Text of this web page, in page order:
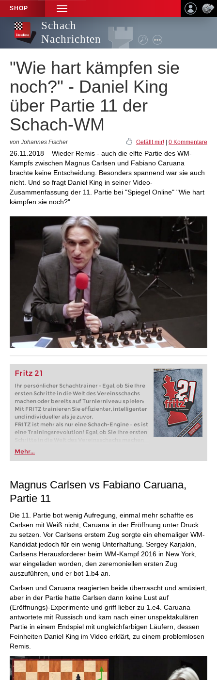
SHOP
TOGGLE
NAVIGATION
Schach
Nachrichten
"Wie hart kämpfen sie
noch?" - Daniel King
über Partie 11 der
Schach-WM
von Johannes Fischer Gefällt mir! 0 Kommentare
26.11.2018 – Wieder Remis - auch die elfte Partie des WM-
Kampfs zwischen Magnus Carlsen und Fabiano Caruana
brachte keine Entscheidung. Besonders spannend war sie auch
nicht. Und so fragt Daniel King in seiner Video-
Zusammenfassung der 11. Partie bei "Spiegel Online" "Wie hart
kämpfen sie noch?"
Fritz 21
Ihr persönlicher Schachtrainer - Egal, ob Sie Ihre
ersten Schritte in die Welt des Vereinsschachs
machen oder bereits auf Turnierniveau spielen:
Mit FRITZ trainieren Sie effizienter, intelligenter
und individueller als je zuvor.
FRITZ ist mehr als nur eine Schach-Engine – es ist
eine Trainingsrevolution! Egal, ob Sie Ihre ersten
Schritte in die Welt des Vereinsschachs machen
oder bereits auf Turnierniveau spielen: Mit
FRITZ trainieren Sie effizienter, intelligenter und
individueller als je zuvor.
Mehr...
Magnus Carlsen vs Fabiano Caruana,
Partie 11
Die 11. Partie bot wenig Aufregung, einmal mehr schaffte es
Carlsen mit Weiß nicht, Caruana in der Eröffnung unter Druck
zu setzen. Vor Carlsens erstem Zug sorgte ein ehemaliger WM-
Kandidat jedoch für ein wenig Unterhaltung. Sergey Karjakin,
Carlsens Herausforderer beim WM-Kampf 2016 in New York,
war eingeladen worden, den zeremoniellen ersten Zug
auszuführen, und er bot 1.b4 an.
Carlsen und Caruana reagierten beide überrascht und amüsiert,
aber in der Partie hatte Carlsen dann keine Lust auf
(Eröffnungs)-Experimente und griff lieber zu 1.e4. Caruana
antwortete mit Russisch und kam nach einer unspektakulären
Partie in einem Endspiel mit ungleichfarbigen Läufern, dessen
Feinheiten Daniel King im Video erklärt, zu einem problemlosen
Remis.